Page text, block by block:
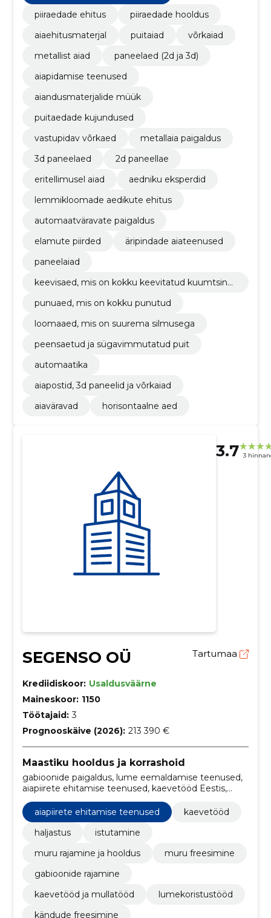
piiraedade ehitus
piiraedade hooldus
aiaehitusmaterjal
puitaiad
võrkaiad
metallist aiad
paneelaed (2d ja 3d)
aiapidamise teenused
aiandusmaterjalide müük
puitaedade kujundused
vastupidav võrkaed
metallaia paigaldus
3d paneelaed
2d paneellae
eritellimusel aiad
aedniku eksperdid
lemmikloomade aedikute ehitus
automaatväravate paigaldus
elamute piirded
äripindade aiateenused
paneelaiad
keevisaed, mis on kokku keevitatud kuumtsingi
punuaed, mis on kokku punutud
loomaaed, mis on suurema silmusega
peensaetud ja sügavimmutatud puit
automaatika
aiapostid, 3d paneelid ja võrkaiad
aiaväravad
horisontaalne aed
3.7 3
SEGENSO OÜ Tartumaa
Krediidiskoor: Usaldusväärne
Maineskoor: 1150
Töötajaid: 3
Prognooskäive (2026): 213 390 €
Maastiku hooldus ja korrashoid
gabioonide paigaldus, lume eemaldamise teenused,
aiapiirete ehitamise teenused, kaevetööd Eestis,
rajamine ja hooldus, muru freesimise teenused, aia
kaunistamise teenused, põõsaste istutamise
teenused, sauna pesemine ja muruhooldus
aiapiirete ehitamise teenused
kaevetööd
haljastus
istutamine
muru rajamine ja hooldus
muru freesimine
gabioonide rajamine
kaevetööd ja mullatööd
lumekoristustööd
kändude freesimine